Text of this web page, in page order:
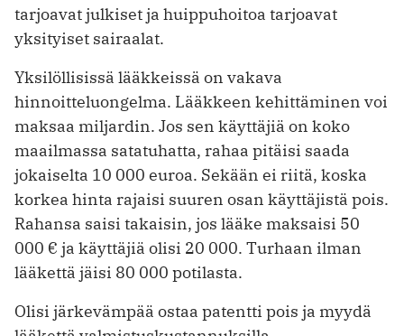
tarjoavat julkiset ja huippuhoitoa tarjoavat
yksityiset sairaalat.
Yksilöllisissä lääkkeissä on vakava
hinnoitteluongelma. Lääkkeen kehittäminen voi
maksaa miljardin. Jos sen käyttäjiä on koko
maailmassa satatuhatta, rahaa pitäisi saada
jokaiselta 10 000 euroa. Sekään ei riitä, koska
korkea hinta rajaisi suuren osan käyttäjistä pois.
Rahansa saisi takaisin, jos lääke maksaisi 50
000 € ja käyttäjiä olisi 20 000. Turhaan ilman
lääkettä jäisi 80 000 potilasta.
Olisi järkevämpää ostaa patentti pois ja myydä